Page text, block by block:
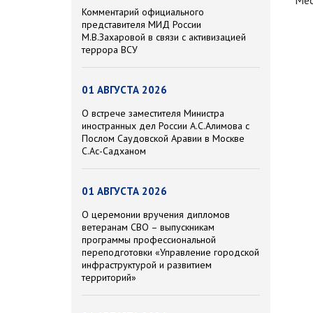
Комментарий официального
представителя МИД России
М.В.Захаровой в связи с активизацией
террора ВСУ
01 АВГУСТА 2026
О встрече заместителя Министра
иностранных дел России А.С.Алимова с
Послом Саудовской Аравии в Москве
С.Ас-Садханом
01 АВГУСТА 2026
О церемонии вручения дипломов
ветеранам СВО – выпускникам
программы профессиональной
переподготовки «Управление городской
инфраструктурой и развитием
территорий»